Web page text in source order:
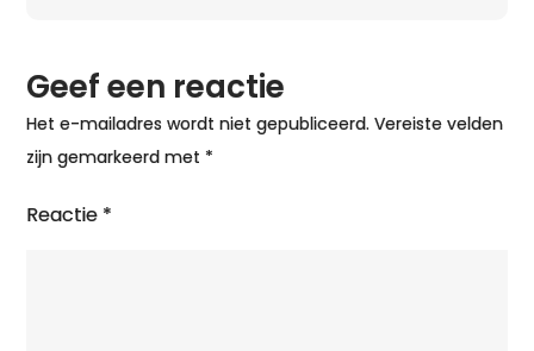
Geef een reactie
Het e-mailadres wordt niet gepubliceerd. Vereiste velden
zijn gemarkeerd met *
Reactie *